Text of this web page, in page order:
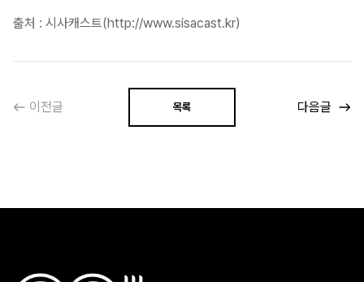
출처 : 시사캐스트(http://www.sisacast.kr)
이전글 목록 다음글